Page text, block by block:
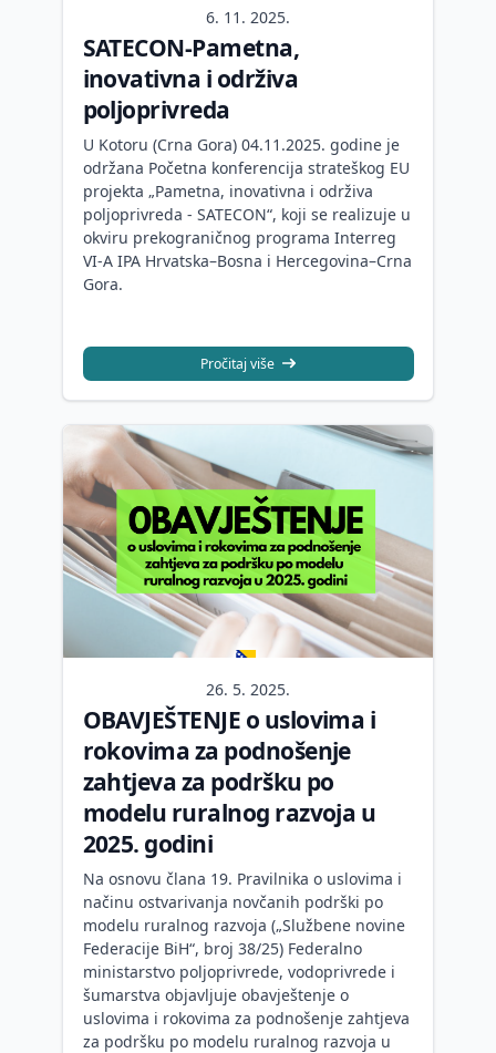
6. 11. 2025.
SATECON-Pametna,
inovativna i održiva
poljoprivreda
U Kotoru (Crna Gora) 04.11.2025. godine je
održana Početna konferencija strateškog EU
projekta „Pametna, inovativna i održiva
poljoprivreda - SATECON“, koji se realizuje u
okviru prekograničnog programa Interreg
VI-A IPA Hrvatska–Bosna i Hercegovina–Crna
Gora.
Pročitaj više
26. 5. 2025.
OBAVJEŠTENJE o uslovima i
rokovima za podnošenje
zahtjeva za podršku po
modelu ruralnog razvoja u
2025. godini
Na osnovu člana 19. Pravilnika o uslovima i
načinu ostvarivanja novčanih podrški po
modelu ruralnog razvoja („Službene novine
Federacije BiH“, broj 38/25) Federalno
ministarstvo poljoprivrede, vodoprivrede i
šumarstva objavljuje obavještenje o
uslovima i rokovima za podnošenje zahtjeva
za podršku po modelu ruralnog razvoja u